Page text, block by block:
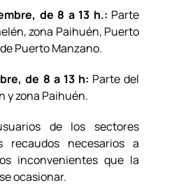
de 8 a 13 h.: Parte
zona Paihuén, Puerto
Puerto Manzano.
de 8 a 13 h: Parte del
y zona Paihuén.
de los sectores
recaudos necesarios a
inconvenientes que la
ocasionar.